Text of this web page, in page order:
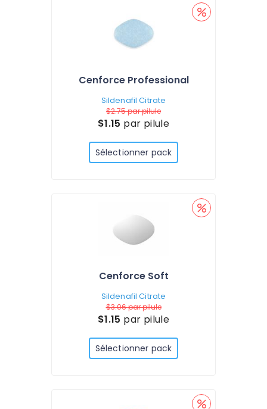
Cenforce Professional
Sildenafil Citrate
$2.75par pilule
$1.15 par pilule
Sélectionner pack
Cenforce Soft
Sildenafil Citrate
$3.06par pilule
$1.15 par pilule
Sélectionner pack